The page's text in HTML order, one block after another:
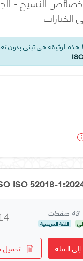
هذه الوثيقة هي تبني بدون
43 صفحات
اللغة المرجعية
السلة تحميل